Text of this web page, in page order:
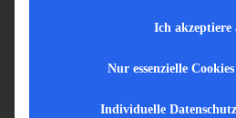
auch zur privaten Nutzung zur
Wunscheinbindung bei der
Ich akzeptiere
Nur essenzielle
Individuelle